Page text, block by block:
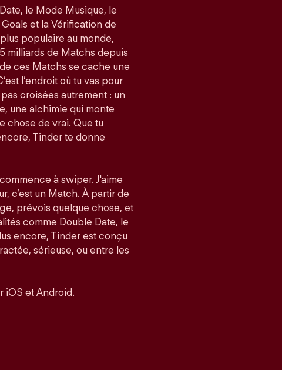
le Mode Musique, le
et la Vérification de
populaire au monde,
milliards de Matchs depuis
ces Matchs se cache une
l’endroit où tu vas pour
croisées autrement : un
une alchimie qui monte
chose de vrai. Que tu
Tinder te donne
à swiper. J'aime
c’est un Match. À partir de
prévois quelque chose, et
comme Double Date, le
encore, Tinder est conçu
sérieuse, ou entre les
iOS et Android.